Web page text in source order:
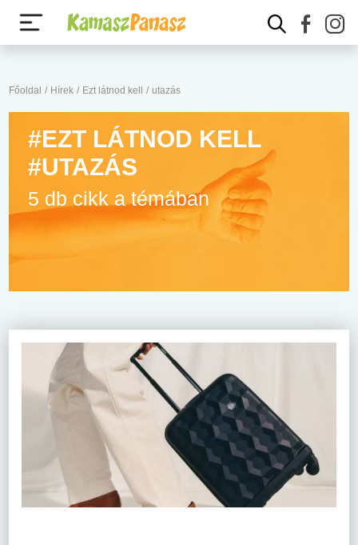
Főoldal / Hírek / Ezt látnod kell / utazás
#EZT LÁTNOD KELL
#UTAZÁS
5 db cikk a témában